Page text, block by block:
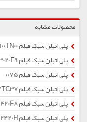
محصولات مشابه
پلی اتیلن سبک فیلم 2100TN00
پلی اتیلن سبک فیلم 3020F9
پلی اتیلن سبک فیلم 0075
پلی اتیلن سبک فیلم 2004TC37
پلی اتیلن سبک فیلم 2420F8
پلی اتیلن سبک فیلم 2420H